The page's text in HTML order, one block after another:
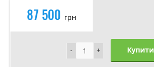
87 500 грн
+
- +
- Купити